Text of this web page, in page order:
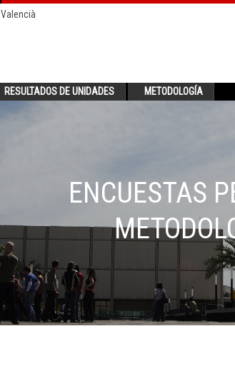
Valencià
RESULTADOS DE UNIDADES METODOLOGÍA
ENCUESTAS